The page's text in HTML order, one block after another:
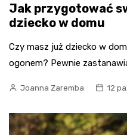
Jak przygotować
dziecko w domu
Czy masz już dziecko w
ogonem? Pewnie
Joanna Zaremba 12